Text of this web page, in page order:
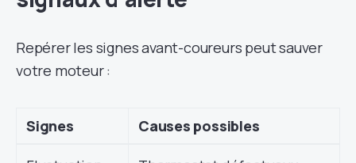
Repérer les signes avant-coureurs peut sauver
votre moteur :
Signes Causes possibles